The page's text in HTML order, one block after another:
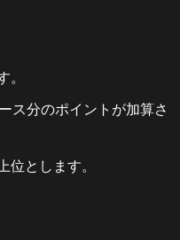
ス分のポイントが加算さ
とします。